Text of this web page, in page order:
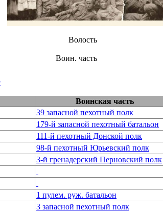
Уезд
Волость
Воин. часть
Воинская часть
39 запасной пехотный полк
179-й запасной пехотный батальон
111-й пехотный Донской полк
98-й пехотный Юрьевский полк
3-й гренадерский Перновский полк
1 пулем. руж. батальон
3 запасной пехотный полк